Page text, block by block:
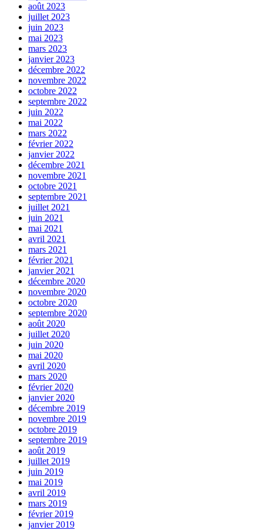
août 2023
juillet 2023
juin 2023
mai 2023
mars 2023
janvier 2023
décembre 2022
novembre 2022
octobre 2022
septembre 2022
juin 2022
mai 2022
mars 2022
février 2022
janvier 2022
décembre 2021
novembre 2021
octobre 2021
septembre 2021
juillet 2021
juin 2021
mai 2021
avril 2021
mars 2021
février 2021
janvier 2021
décembre 2020
novembre 2020
octobre 2020
septembre 2020
août 2020
juillet 2020
juin 2020
mai 2020
avril 2020
mars 2020
février 2020
janvier 2020
décembre 2019
novembre 2019
octobre 2019
septembre 2019
août 2019
juillet 2019
juin 2019
mai 2019
avril 2019
mars 2019
février 2019
janvier 2019